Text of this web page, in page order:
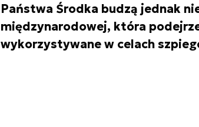
Państwa Środka budzą jednak
międzynarodowej, która
wykorzystywane w celach